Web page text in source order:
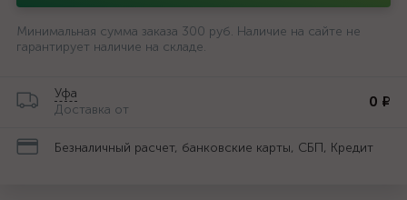
Минимальная сумма заказа 300 руб. Наличие на сайте не
гарантирует наличие на складе.
Уфа
Доставка от
0 ₽
Безналичный расчет, банковские карты, СБП, Кредит